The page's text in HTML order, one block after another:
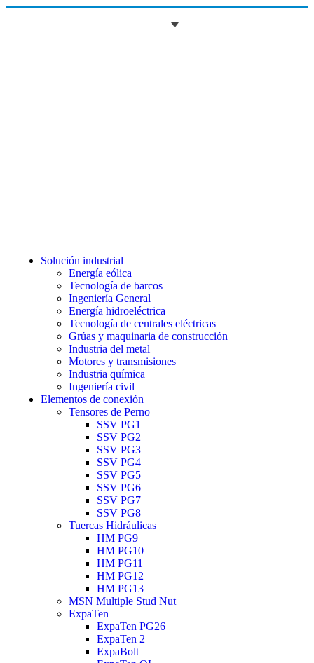
Solución industrial
Energía eólica
Tecnología de barcos
Ingeniería General
Energía hidroeléctrica
Tecnología de centrales eléctricas
Grúas y maquinaria de construcción
Industria del metal
Motores y transmisiones
Industria química
Ingeniería civil
Elementos de conexión
Tensores de Perno
SSV PG1
SSV PG2
SSV PG3
SSV PG4
SSV PG5
SSV PG6
SSV PG7
SSV PG8
Tuercas Hidráulicas
HM PG9
HM PG10
HM PG11
HM PG12
HM PG13
MSN Multiple Stud Nut
ExpaTen
ExpaTen PG26
ExpaTen 2
ExpaBolt